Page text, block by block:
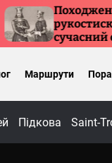
Походження
рукостискання:
сучасний етикет
Маршрути
Підкова Saint-